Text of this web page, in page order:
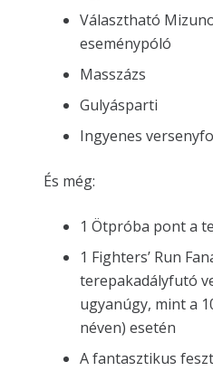
Választható
eseménypóló
Masszázs
Gulyásparti
Ingyenes
És még:
1 Ötpróba pont a
1 Fighters’ Run
terepakadályfutó
ugyanúgy, mint a
néven) esetén
A fantasztikus